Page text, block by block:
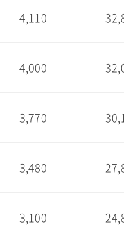
4,110
4,000
3,770
3,480
3,100